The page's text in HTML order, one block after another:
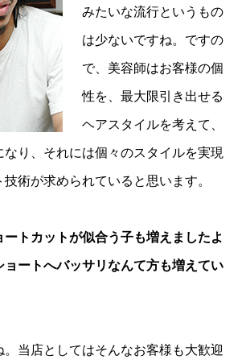
みたいな流行というもの
は少ないですね。ですの
で、美容師はお客様の個
性を、最大限引き出せる
ヘアスタイルを考えて、
なり、それには個々のスタイルを実現
術が求められていると思います。
トカットが似合う子も増えましたよ
ョートへバッサリなんて方も増えてい
当店としてはそんなお客様も大歓迎